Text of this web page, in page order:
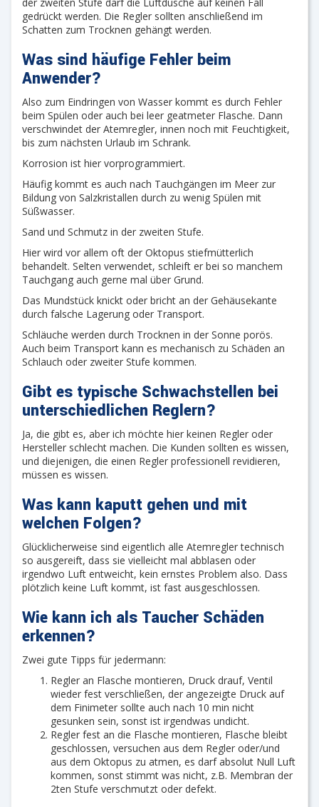
gedrückt werden. Die Regler sollten anschließend im
Schatten zum Trocknen gehängt werden.
Was sind häufige Fehler beim
Anwender?
Also zum Eindringen von Wasser kommt es durch Fehler
beim Spülen oder auch bei leer geatmeter Flasche. Dann
verschwindet der Atemregler, innen noch mit Feuchtigkeit,
bis zum nächsten Urlaub im Schrank.
Korrosion ist hier vorprogrammiert.
Häufig kommt es auch nach Tauchgängen im Meer zur
Bildung von Salzkristallen durch zu wenig Spülen mit
Süßwasser.
Sand und Schmutz in der zweiten Stufe.
Hier wird vor allem oft der Oktopus stiefmütterlich
behandelt. Selten verwendet, schleift er bei so manchem
Tauchgang auch gerne mal über Grund.
Das Mundstück knickt oder bricht an der Gehäusekante
durch falsche Lagerung oder Transport.
Schläuche werden durch Trocknen in der Sonne porös.
Auch beim Transport kann es mechanisch zu Schäden an
Schlauch oder zweiter Stufe kommen.
Gibt es typische Schwachstellen bei
unterschiedlichen Reglern?
Ja, die gibt es, aber ich möchte hier keinen Regler oder
Hersteller schlecht machen. Die Kunden sollten es wissen,
und diejenigen, die einen Regler professionell revidieren,
müssen es wissen.
Was kann kaputt gehen und mit
welchen Folgen?
Glücklicherweise sind eigentlich alle Atemregler technisch
so ausgereift, dass sie vielleicht mal abblasen oder
irgendwo Luft entweicht, kein ernstes Problem also. Dass
plötzlich keine Luft kommt, ist fast ausgeschlossen.
Wie kann ich als Taucher Schäden
erkennen?
Zwei gute Tipps für jedermann:
Regler an Flasche montieren, Druck drauf, Ventil
wieder fest verschließen, der angezeigte Druck auf
dem Finimeter sollte auch nach 10 min nicht
gesunken sein, sonst ist irgendwas undicht.
Regler fest an die Flasche montieren, Flasche bleibt
geschlossen, versuchen aus dem Regler oder/und
aus dem Oktopus zu atmen, es darf absolut Null Luft
kommen, sonst stimmt was nicht, z.B. Membran der
2ten Stufe verschmutzt oder defekt.